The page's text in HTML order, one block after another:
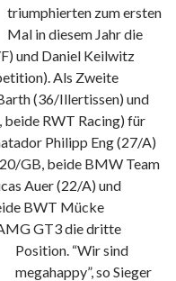
triumphierten zum ersten
Mal in diesem Jahr die
und Daniel Keilwitz
Als Zweite
(36/Illertissen) und
RWT Racing) für
Philipp Eng (27/A)
GB, beide BMW Team
Auer (22/A) und
BWT Mücke
GT3 die dritte
Position. “Wir sind
megahappy”, so Sieger